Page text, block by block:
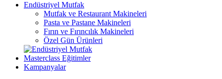
Endüstriyel Mutfak
Mutfak ve Restaurant Makineleri
Pasta ve Pastane Makineleri
Fırın ve Fırıncılık Makineleri
Özel Gün Ürünleri
Masterclass Eğitimler
Kampanyalar